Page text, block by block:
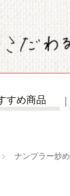
すめ商品
ナンプラー炒め